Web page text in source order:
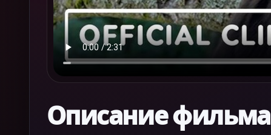
Описание фильма